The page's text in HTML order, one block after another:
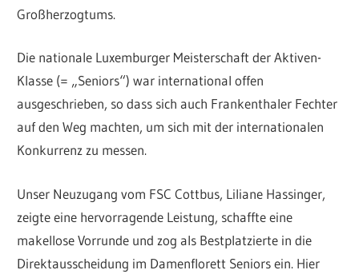
Großherzogtums.
Die nationale Luxemburger Meisterschaft der Aktiven-
Klasse (= „Seniors“) war international offen
ausgeschrieben, so dass sich auch Frankenthaler Fechter
auf den Weg machten, um sich mit der internationalen
Konkurrenz zu messen.
Unser Neuzugang vom FSC Cottbus, Liliane Hassinger,
zeigte eine hervorragende Leistung, schaffte eine
makellose Vorrunde und zog als Bestplatzierte in die
Direktausscheidung im Damenflorett Seniors ein. Hier